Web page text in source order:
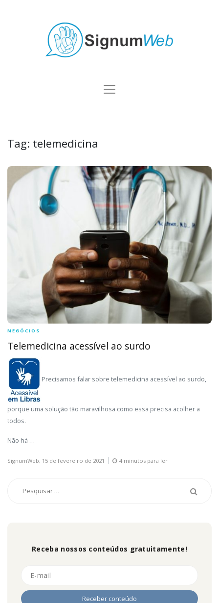
Tag: telemedicina
NEGÓCIOS
Telemedicina acessível ao surdo
Precisamos falar sobre telemedicina acessível ao surdo,
porque uma solução tão maravilhosa como essa precisa acolher a
todos.
Não há …
SignumWeb, 15 de fevereiro de 2021 4 minutos para ler
Receba nossos conteúdos gratuitamente!